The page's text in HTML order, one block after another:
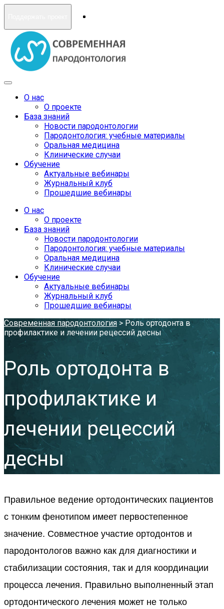
О нас
О проекте
База знаний
Новости пародонтологии
Пародонтология: учебные материалы
Оральная медицина
Клинические случаи
Обучение
Актуальные вебинары
Журнальный клуб
Прошедшие вебинары
О нас
О проекте
База знаний
Новости пародонтологии
Пародонтология: учебные материалы
Оральная медицина
Клинические случаи
Обучение
Актуальные вебинары
Журнальный клуб
Прошедшие вебинары
Современная пародонтология > Роль ортодонта в
профилактике и лечении рецессий десны
Роль ортодонта в
профилактике и
лечении рецессий
десны
Правильное ведение ортодонтических пациентов
с тонким фенотипом имеет первостепенное
значение. Совместное участие ортодонтов и
пародонтологов важно как для диагностики и
стабилизации состояния, так и для координации
процесса лечения. Правильно выполненный этап
ортодонтического лечения может не только